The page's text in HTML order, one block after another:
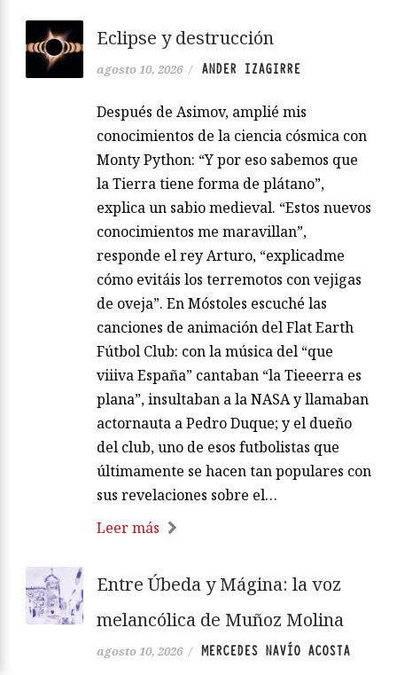
Eclipse y destrucción
agosto 10, 2026 / ANDER IZAGIRRE
Después de Asimov, amplié mis
conocimientos de la ciencia cósmica con
Monty Python: “Y por eso sabemos que
la Tierra tiene forma de plátano”,
explica un sabio medieval. “Estos nuevos
conocimientos me maravillan”,
responde el rey Arturo, “explicadme
cómo evitáis los terremotos con vejigas
de oveja”. En Móstoles escuché las
canciones de animación del Flat Earth
Fútbol Club: con la música del “que
viiiva España” cantaban “la Tieeerra es
plana”, insultaban a la NASA y llamaban
actornauta a Pedro Duque; y el dueño
del club, uno de esos futbolistas que
últimamente se hacen tan populares con
sus revelaciones sobre el…
Leer más
Entre Úbeda y Mágina: la voz
melancólica de Muñoz Molina
agosto 10, 2026 / MERCEDES NAVÍO ACOSTA